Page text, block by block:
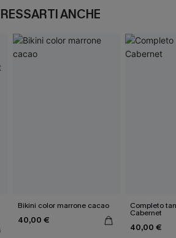
ANCHE
Bikini color marrone cacao
40,00 €
Completo
Cabernet
40,00 €